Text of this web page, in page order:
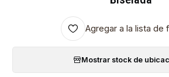
Agregar a la lista de
Mostrar stock de